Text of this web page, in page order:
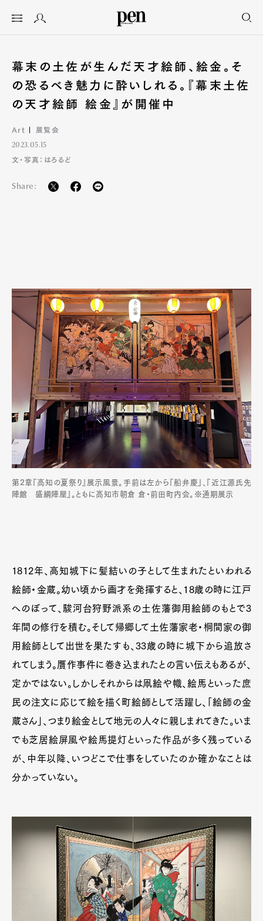
幕末の土佐が生んだ天才絵師、絵金。そ
の恐るべき魅力に酔いしれる。『幕末土佐
の天才絵師 絵金』が開催中
Art 展覧会
2023.05.15
文・写真：はろるど
Share:
第2章『高知の夏祭り』展示風景。手前は左から『船弁慶』、『近江源氏先
陣館 盛綱陣屋』。ともに高知市朝倉 倉・前田町内会。※通期展示
1812年、高知城下に髪結いの子として生まれたといわれる
絵師・金蔵。幼い頃から画才を発揮すると、18歳の時に江戸
へのぼって、駿河台狩野派系の土佐藩御用絵師のもとで3
年間の修行を積む。そして帰郷して土佐藩家老・桐間家の御
用絵師として出世を果たすも、33歳の時に城下から追放さ
れてしまう。贋作事件に巻き込まれたとの言い伝えもあるが、
定かではない。しかしそれからは凧絵や幟、絵馬といった庶
民の注文に応じて絵を描く町絵師として活躍し、「絵師の金
蔵さん」、つまり絵金として地元の人々に親しまれてきた。いま
でも芝居絵屏風や絵馬提灯といった作品が多く残っている
が、中年以降、いつどこで仕事をしていたのか確かなことは
分かっていない。